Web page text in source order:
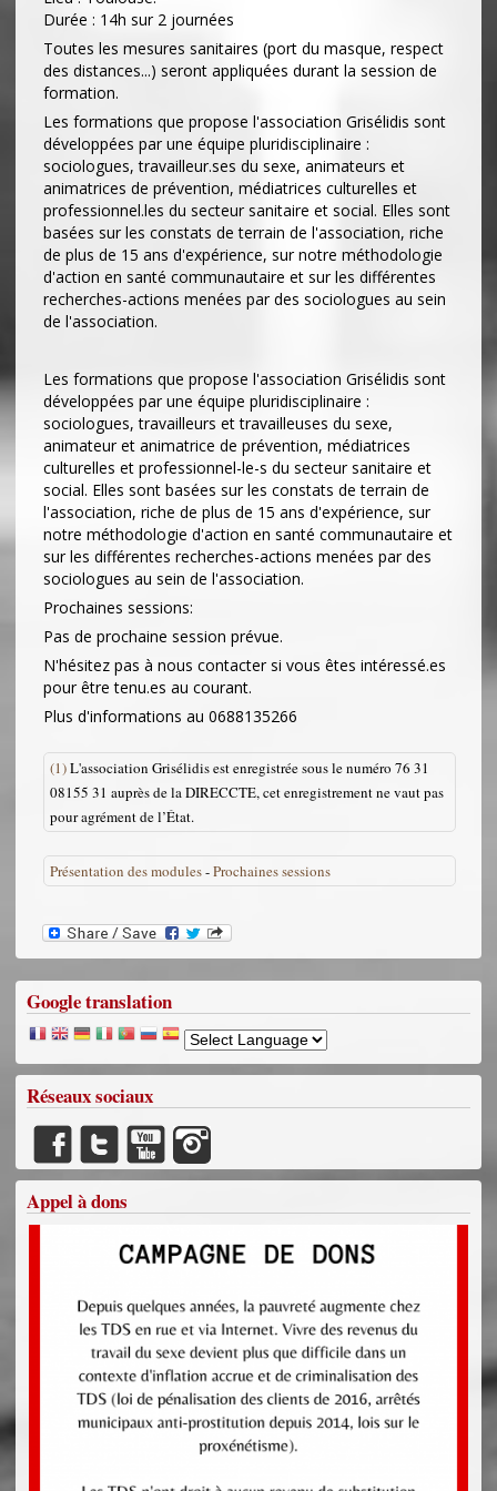
Durée : 14h sur 2 journées
Toutes les mesures sanitaires (port du masque, respect
des distances...) seront appliquées durant la session de
formation.
Les formations que propose l'association Grisélidis sont
développées par une équipe pluridisciplinaire :
sociologues, travailleur.ses du sexe, animateurs et
animatrices de prévention, médiatrices culturelles et
professionnel.les du secteur sanitaire et social. Elles sont
basées sur les constats de terrain de l'association, riche
de plus de 15 ans d'expérience, sur notre méthodologie
d'action en santé communautaire et sur les différentes
recherches-actions menées par des sociologues au sein
de l'association.
Les formations que propose l'association Grisélidis sont
développées par une équipe pluridisciplinaire :
sociologues, travailleurs et travailleuses du sexe,
animateur et animatrice de prévention, médiatrices
culturelles et professionnel-le-s du secteur sanitaire et
social. Elles sont basées sur les constats de terrain de
l'association, riche de plus de 15 ans d'expérience, sur
notre méthodologie d'action en santé communautaire et
sur les différentes recherches-actions menées par des
sociologues au sein de l'association.
Prochaines sessions:
Pas de prochaine session prévue.
N'hésitez pas à nous contacter si vous êtes intéressé.es
pour être tenu.es au courant.
Plus d'informations au 0688135266
(1)L'association Grisélidis est enregistrée sous le numéro 76 31
08155 31 auprès de la DIRECCTE, cet enregistrement ne vaut pas
pour agrément de l’État.
Présentation des modules-Prochaines sessions
Google translation
Réseaux sociaux
Appel à dons